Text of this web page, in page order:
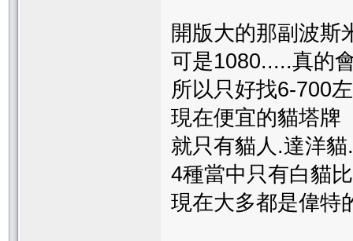
開版大的那副波斯
可是1080.....真的
所以只好找6-700
現在便宜的貓塔牌
就只有貓人.達洋
4種當中只有白貓
現在大多都是偉特